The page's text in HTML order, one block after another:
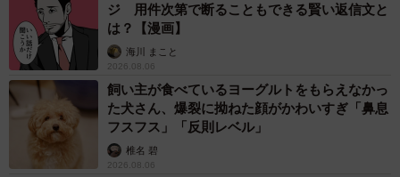
ジ 用件次第で断ることもできる賢い返信文と
は？【漫画】
海川 まこと
2026.08.06
飼い主が食べているヨーグルトをもらえなかっ
た犬さん、爆裂に拗ねた顔がかわいすぎ「鼻息
フスフス」「反則レベル」
椎名 碧
2026.08.06